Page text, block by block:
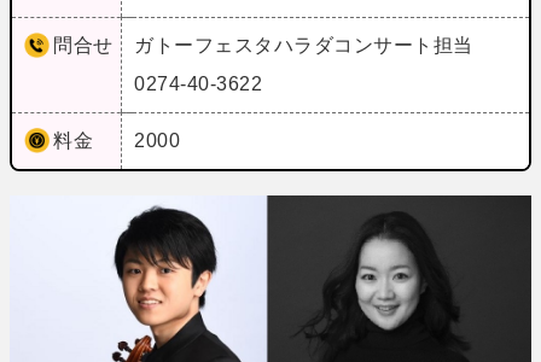
問合せ
ガトーフェスタハラダコンサート担当
0274-40-3622
料金 2000